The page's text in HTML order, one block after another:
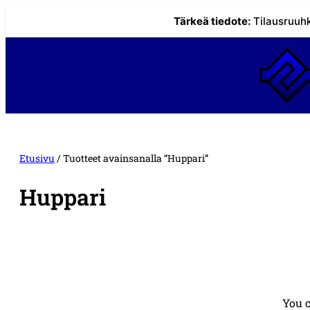
Tärkeä tiedote:
Etusivu / Tuotteet avainsanalla “Huppari”
Huppari
You